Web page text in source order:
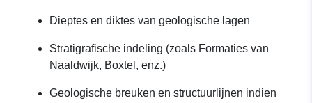
Dieptes en diktes van geologische lagen
Stratigrafische indeling (zoals Formaties van
Naaldwijk, Boxtel, enz.)
Geologische breuken en structuurlijnen indien